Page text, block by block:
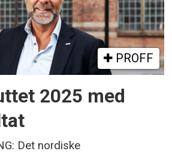
PROFF
2025 med
Det nordiske